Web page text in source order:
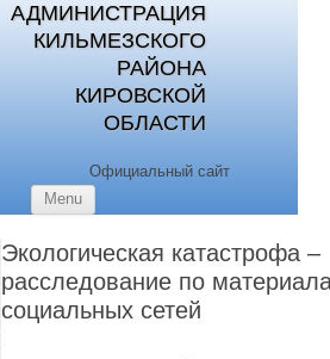
АДМИНИСТРАЦИЯ
КИЛЬМЕЗСКОГО
РАЙОНА
КИРОВСКОЙ
ОБЛАСТИ
Официальный сайт
Menu
Экологическая катастрофа –
расследование по
социальных сетей